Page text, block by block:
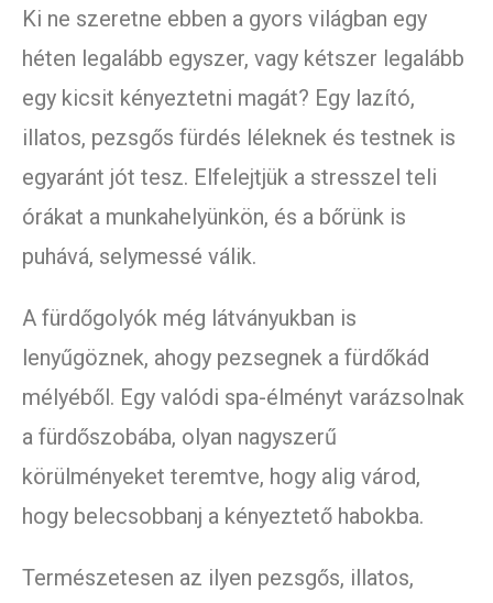
Ki ne szeretne ebben a gyors világban egy
héten legalább egyszer, vagy kétszer legalább
egy kicsit kényeztetni magát? Egy lazító,
illatos, pezsgős fürdés léleknek és testnek is
egyaránt jót tesz. Elfelejtjük a stresszel teli
órákat a munkahelyünkön, és a bőrünk is
puhává, selymessé válik.
A fürdőgolyók még látványukban is
lenyűgöznek, ahogy pezsegnek a fürdőkád
mélyéből. Egy valódi spa-élményt varázsolnak
a fürdőszobába, olyan nagyszerű
körülményeket teremtve, hogy alig várod,
hogy belecsobbanj a kényeztető habokba.
Természetesen az ilyen pezsgős, illatos,